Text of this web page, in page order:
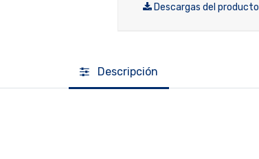
Descargas del producto
Descripción